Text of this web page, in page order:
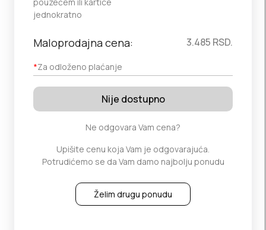
jednokratno
Maloprodajna cena:
*Za odloženo plaćanje
3.485 RSD.
Nije dostupno
Ne odgovara Vam cena?
Upišite cenu koja Vam je odgovarajuća.
Potrudićemo se da Vam damo najbolju ponudu
Želim drugu ponudu